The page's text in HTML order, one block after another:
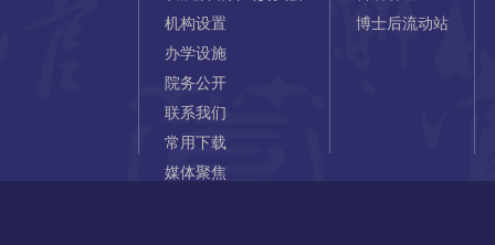
机构设置
办学设施
院务公开
联系我们
常用下载
媒体聚焦
博士后流动站